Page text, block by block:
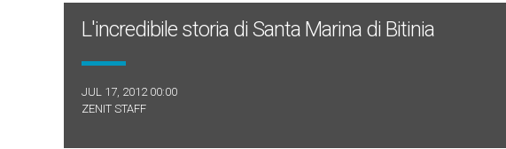
L'incredibile storia di Santa Marina di Bitinia
JUL 17, 2012 00:00
ZENIT STAFF